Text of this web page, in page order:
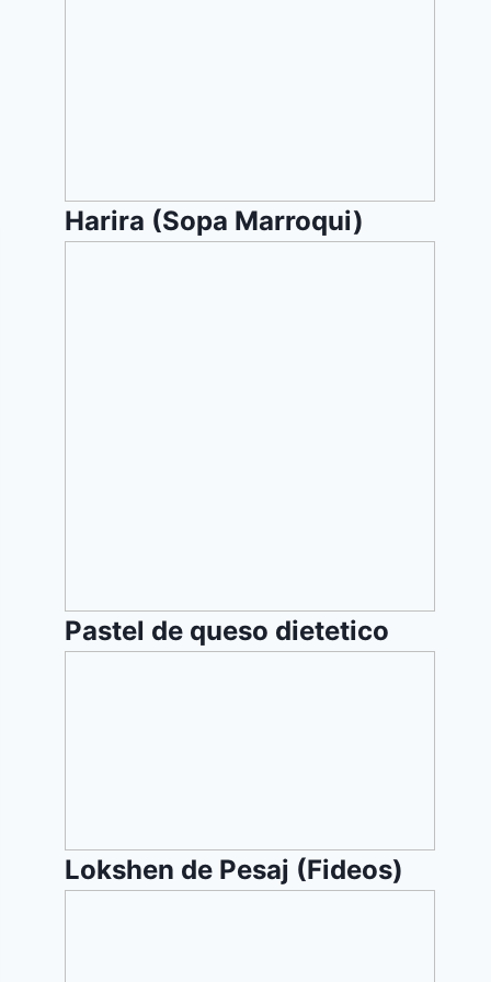
Harira (Sopa Marroqui)
Pastel de queso dietetico
Lokshen de Pesaj (Fideos)